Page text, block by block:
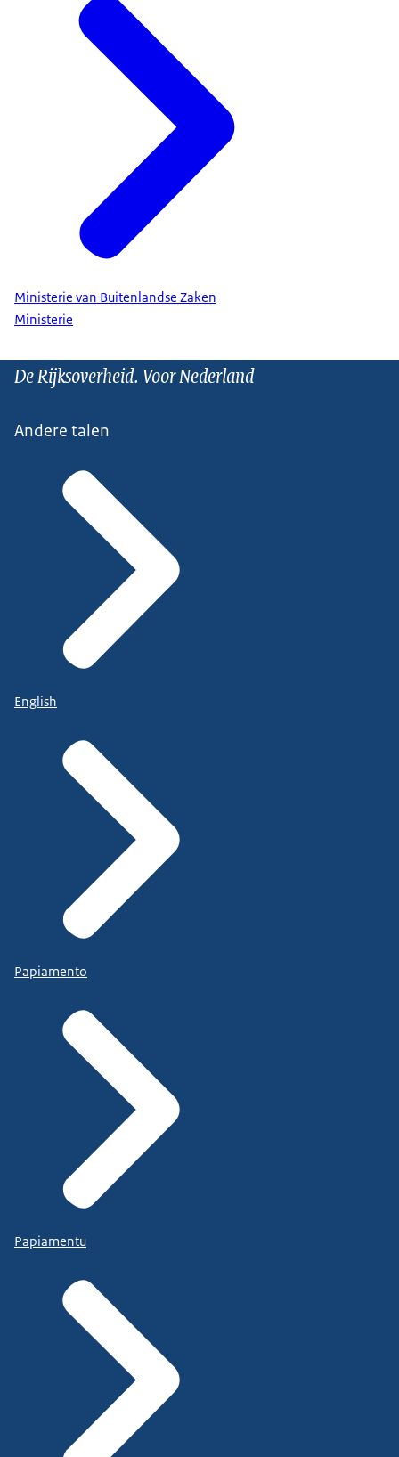
Ministerie van Buitenlandse Zaken
Ministerie
De Rijksoverheid. Voor Nederland
Andere talen
English
Papiamento
Papiamentu